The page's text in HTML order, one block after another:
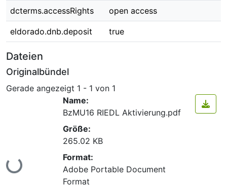
dcterms.accessRights open access
eldorado.dnb.deposit true
Dateien
Originalbündel
Gerade angezeigt 1 - 1 von 1
Lade...
Name:
BzMU16 RIEDL Aktivierung.pdf
Größe:
265.02 KB
Format:
Adobe Portable Document
Format